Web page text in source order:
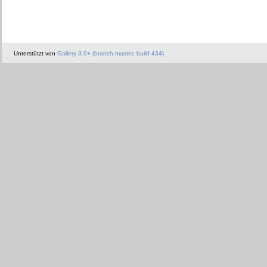
Unterstützt von Gallery 3.0+ (branch master, build 434)